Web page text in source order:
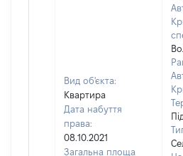
Вид об'єкта:
Квартира
Дата набуття
права:
08.10.2021
Загальна площа